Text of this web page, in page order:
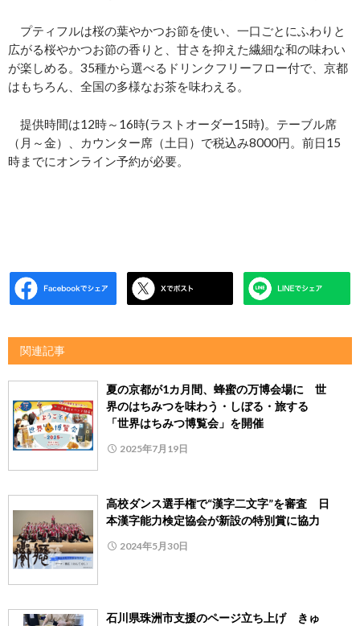
プティフルは桜の葉やかつお節を使い、一口ごとにふわりと
広がる桜やかつお節の香りと、甘さを抑えた繊細な和の味わい
が楽しめる。35種から選べるドリンクフリーフロー付で、京都
はもちろん、全国の多様なお茶を味わえる。
提供時間は12時～16時(ラストオーダー15時)。テーブル席
（月～金）、カウンター席（土日）で税込み8000円。前日15
時までにオンライン予約が必要。
関連記事
夏の京都が1カ月間、蜂蜜の万博会場に 世
界のはちみつを味わう・しぼる・旅する
「世界はちみつ博覧会」を開催
2025年7月19日
高校ダンス選手権で“漢字二文字”を審査 日
本漢字能力検定協会が新設の特別賞に協力
2024年5月30日
石川県珠洲市支援のページ立ち上げ きゅ